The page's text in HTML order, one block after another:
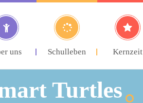
uns Schulleben Kernzeit
Turtles